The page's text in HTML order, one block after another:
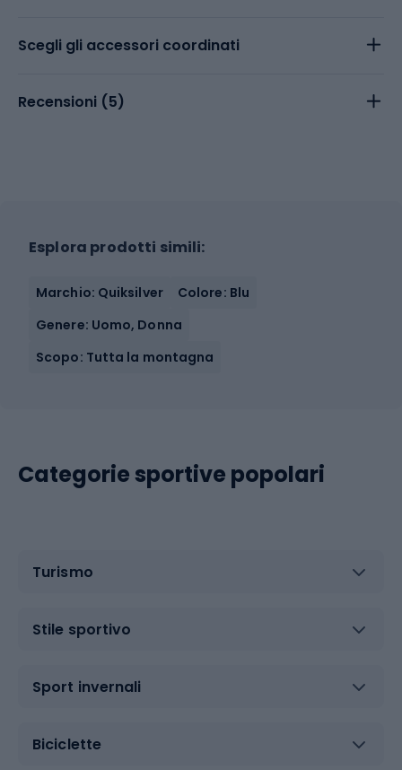
Scegli gli accessori coordinati
Recensioni (5)
Esplora prodotti simili:
Marchio: Quiksilver
Colore: Blu
Genere: Uomo, Donna
Scopo: Tutta la montagna
Categorie sportive popolari
Turismo
Stile sportivo
Sport invernali
Biciclette